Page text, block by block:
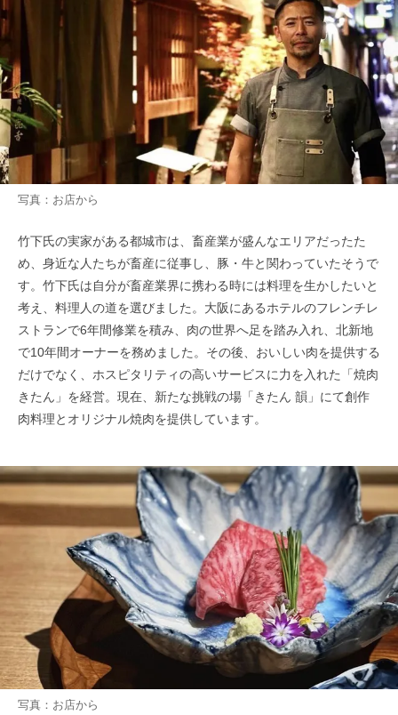
写真：お店から
竹下氏の実家がある都城市は、畜産業が盛んなエリアだったた
め、身近な人たちが畜産に従事し、豚・牛と関わっていたそうで
す。竹下氏は自分が畜産業界に携わる時には料理を生かしたいと
考え、料理人の道を選びました。大阪にあるホテルのフレンチレ
ストランで6年間修業を積み、肉の世界へ足を踏み入れ、北新地
で10年間オーナーを務めました。その後、おいしい肉を提供する
だけでなく、ホスピタリティの高いサービスに力を入れた「焼肉
きたん」を経営。現在、新たな挑戦の場「きたん 韻」にて創作
肉料理とオリジナル焼肉を提供しています。
写真：お店から